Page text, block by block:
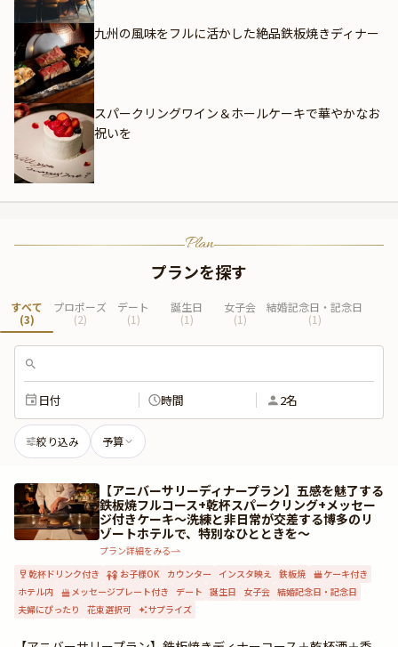
九州の風味をフルに活かした絶品鉄板焼きディナー
スパークリングワイン＆ホールケーキで華やかなお
祝いを
Plan
プランを探す
すべて
(3)
プロポーズ
(2)
デート
(1)
誕生日
(1)
女子会
(1)
結婚記念日・記念日
(1)
日付 時間 2名
絞り込み 予算
【アニバーサリーディナープラン】五感を魅了する
鉄板焼フルコース+乾杯スパークリング+メッセー
ジ付きケーキ～洗練と非日常が交差する博多のリ
ゾートホテルで、特別なひとときを～
プラン詳細をみる
乾杯ドリンク付き
お子様OK カウンター インスタ映え 鉄板焼
ケーキ付き
ホテル内
メッセージプレート付き デート 誕生日 女子会 結婚記念日・記念日
夫婦にぴったり
花束選択可 サプライズ